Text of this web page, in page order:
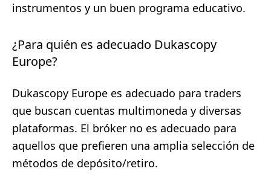
instrumentos y un buen programa educativo.
¿Para quién es adecuado Dukascopy
Europe?
Dukascopy Europe es adecuado para traders
que buscan cuentas multimoneda y diversas
plataformas. El bróker no es adecuado para
aquellos que prefieren una amplia selección de
métodos de depósito/retiro.